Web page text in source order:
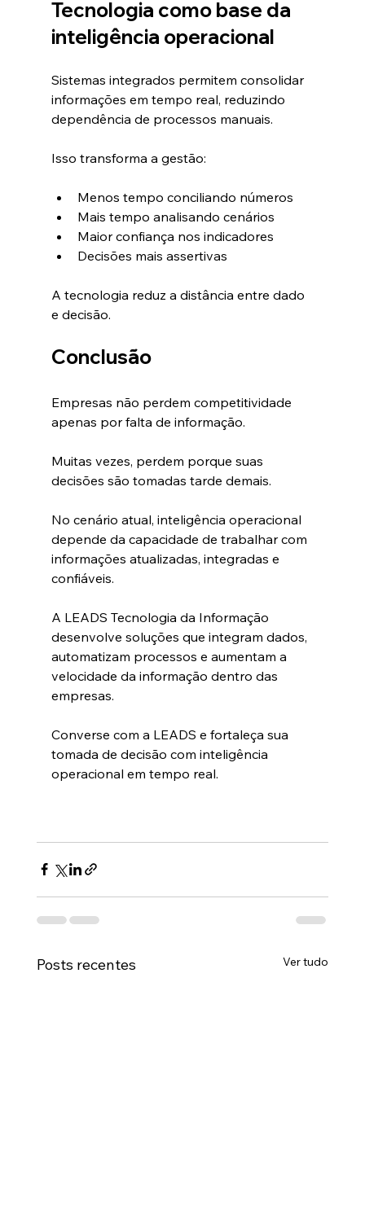
Tecnologia como base da
inteligência operacional
Sistemas integrados permitem consolidar
informações em tempo real, reduzindo
dependência de processos manuais.
Isso transforma a gestão:
Menos tempo conciliando números
Mais tempo analisando cenários
Maior confiança nos indicadores
Decisões mais assertivas
A tecnologia reduz a distância entre dado
e decisão.
Conclusão
Empresas não perdem competitividade
apenas por falta de informação.
Muitas vezes, perdem porque suas
decisões são tomadas tarde demais.
No cenário atual, inteligência operacional
depende da capacidade de trabalhar com
informações atualizadas, integradas e
confiáveis.
A LEADS Tecnologia da Informação
desenvolve soluções que integram dados,
automatizam processos e aumentam a
velocidade da informação dentro das
empresas.
Converse com a LEADS e fortaleça sua
tomada de decisão com inteligência
operacional em tempo real.
Posts recentes Ver tudo